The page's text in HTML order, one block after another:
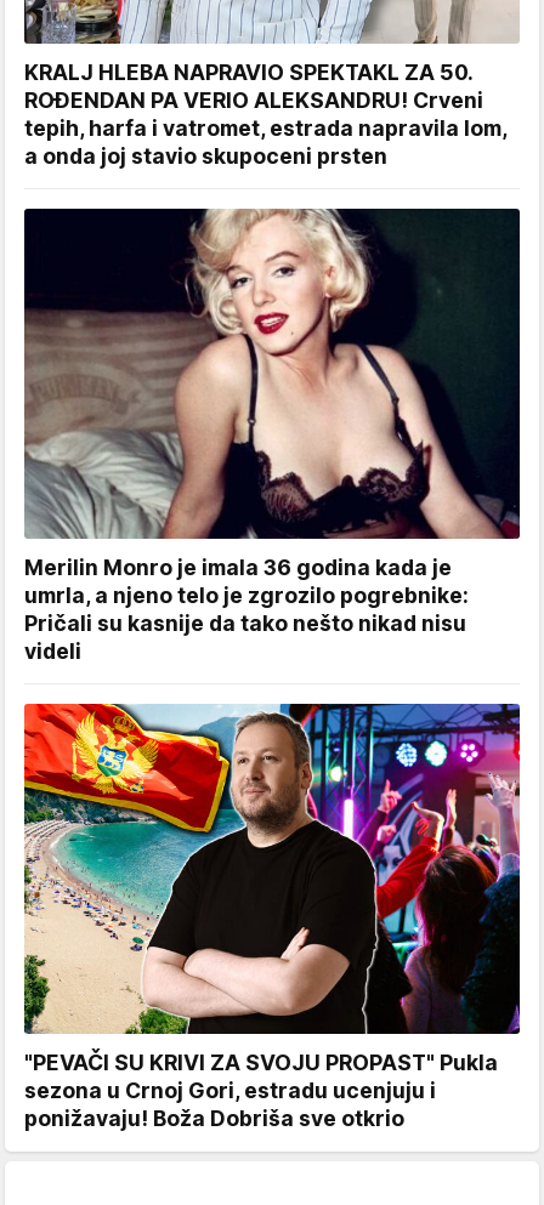
KRALJ HLEBA NAPRAVIO SPEKTAKL ZA 50.
ROĐENDAN PA VERIO ALEKSANDRU! Crveni
tepih, harfa i vatromet, estrada napravila lom,
a onda joj stavio skupoceni prsten
Merilin Monro je imala 36 godina kada je
umrla, a njeno telo je zgrozilo pogrebnike:
Pričali su kasnije da tako nešto nikad nisu
videli
"PEVAČI SU KRIVI ZA SVOJU PROPAST" Pukla
sezona u Crnoj Gori, estradu ucenjuju i
ponižavaju! Boža Dobriša sve otkrio